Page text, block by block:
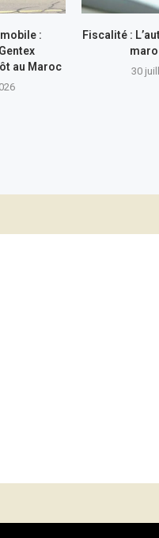
:
au Maroc
Fiscalité :
30